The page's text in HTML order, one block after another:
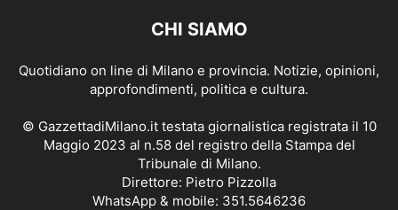
CHI SIAMO
Quotidiano on line di Milano e provincia. Notizie, opinioni,
approfondimenti, politica e cultura.
© GazzettadiMilano.it testata giornalistica registrata il 10
Maggio 2023 al n.58 del registro della Stampa del
Tribunale di Milano.
Direttore: Pietro Pizzolla
WhatsApp & mobile: 351.5646236